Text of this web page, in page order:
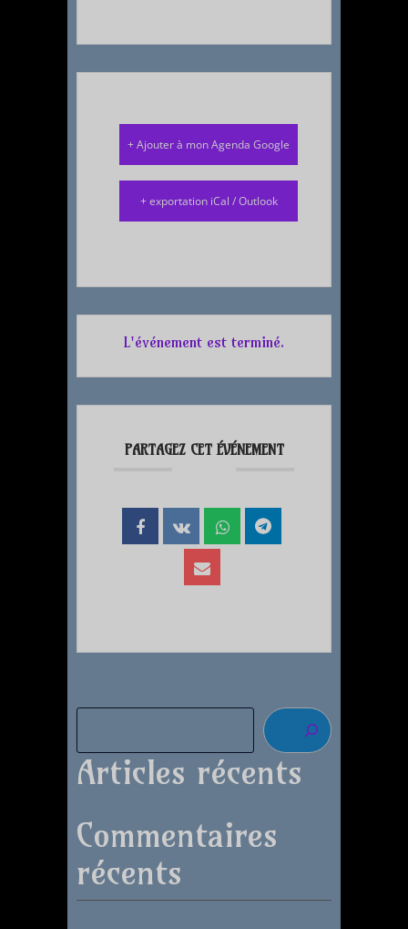
+ Ajouter à mon Agenda Google
+ exportation iCal / Outlook
L'événement est terminé.
PARTAGEZ CET ÉVÉNEMENT
Articles récents
Commentaires
récents